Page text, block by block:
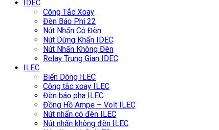
IDEC
Công Tắc Xoay
Đèn Báo Phi 22
Nút Nhấn Có Đèn
Nút Dừng Khẩn IDEC
Nút Nhấn Không Đèn
Relay Trung Gian IDEC
ILEC
Biến Dòng ILEC
Công tắc xoay ILEC
Đèn báo pha ILEC
Đồng Hồ Ampe – Volt ILEC
Nút nhấn có đèn ILEC
Nút nhấn không đèn ILEC